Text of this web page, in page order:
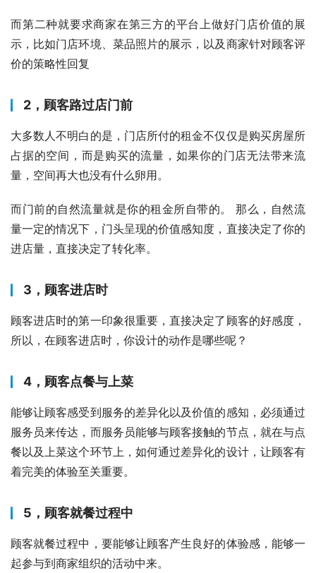
而第二种就要求商家在第三方的平台上做好门店价值的展
示，比如门店环境、菜品照片的展示，以及商家针对顾客评
价的策略性回复
2，顾客路过店门前
大多数人不明白的是，门店所付的租金不仅仅是购买房屋所
占据的空间，而是购买的流量，如果你的门店无法带来流
量，空间再大也没有什么卵用。
而门前的自然流量就是你的租金所自带的。 那么，自然流
量一定的情况下，门头呈现的价值感知度，直接决定了你的
进店量，直接决定了转化率。
3，顾客进店时
顾客进店时的第一印象很重要，直接决定了顾客的好感度，
所以，在顾客进店时，你设计的动作是哪些呢？
4，顾客点餐与上菜
能够让顾客感受到服务的差异化以及价值的感知，必须通过
服务员来传达，而服务员能够与顾客接触的节点，就在与点
餐以及上菜这个环节上，如何通过差异化的设计，让顾客有
着完美的体验至关重要。
5，顾客就餐过程中
顾客就餐过程中，要能够让顾客产生良好的体验感，能够一
起参与到商家组织的活动中来。